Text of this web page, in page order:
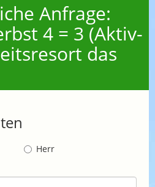
Anfrage:
4 = 3 (Aktiv-
das
Herr